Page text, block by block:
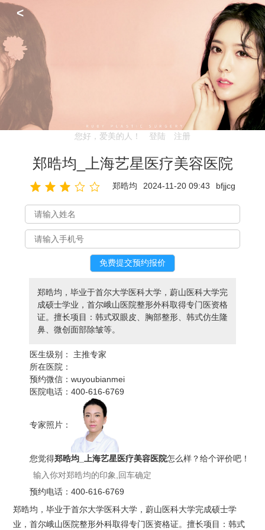
<
您好，爱美的人！ 登陆 注册
郑晧均_上海艺星医疗美容医院
郑晧均 2024-11-20 09:43 bfjjcg
郑晧均，毕业于首尔大学医科大学，蔚山医科大学完
成硕士学业，首尔峨山医院整形外科取得专门医资格
证。擅长项目：韩式双眼皮、胸部整形、韩式仿生隆
鼻、微创面部除皱等。
医生级别：
主推专家
所在医院：
预约微信：wuyoubianmei
医院电话：400-616-6769
专家照片：
您觉得郑晧均_上海艺星医疗美容医院怎么样？给个评价吧！
预约电话：400-616-6769
郑晧均，毕业于首尔大学医科大学，蔚山医科大学完成硕士学
业，首尔峨山医院整形外科取得专门医资格证。擅长项目：韩式